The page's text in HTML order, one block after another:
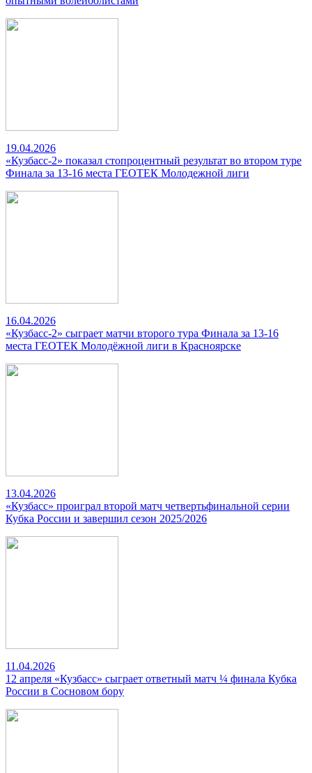
19.04.2026
«Кузбасс-2» показал стопроцентный результат во втором туре
Финала за 13-16 места ГЕОТЕК Молодежной лиги
16.04.2026
«Кузбасс-2» сыграет матчи второго тура Финала за 13-16
места ГЕОТЕК Молодёжной лиги в Красноярске
13.04.2026
«Кузбасс» проиграл второй матч четвертьфинальной серии
Кубка России и завершил сезон 2025/2026
11.04.2026
12 апреля «Кузбасс» сыграет ответный матч ¼ финала Кубка
России в Сосновом бору